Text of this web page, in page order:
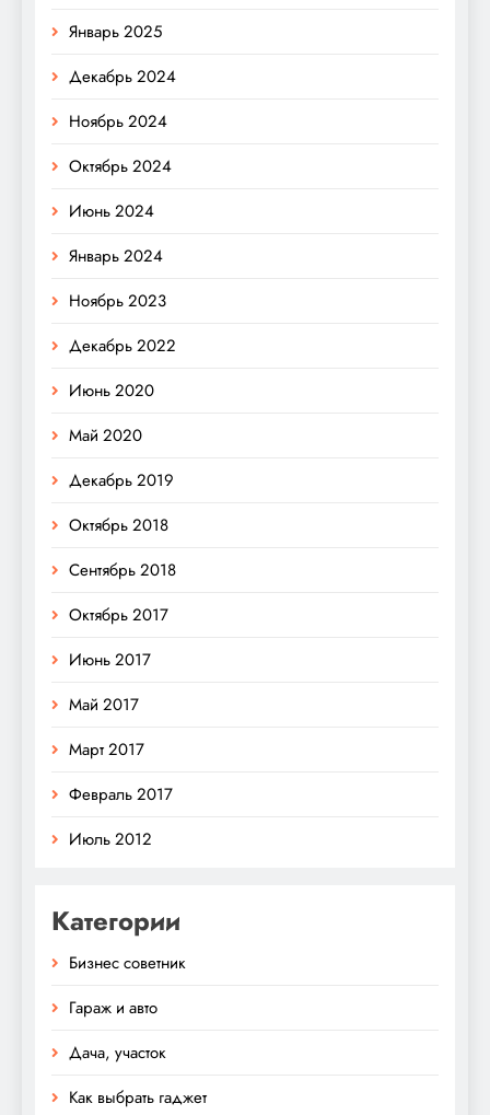
Январь 2025
Декабрь 2024
Ноябрь 2024
Октябрь 2024
Июнь 2024
Январь 2024
Ноябрь 2023
Декабрь 2022
Июнь 2020
Май 2020
Декабрь 2019
Октябрь 2018
Сентябрь 2018
Октябрь 2017
Июнь 2017
Май 2017
Март 2017
Февраль 2017
Июль 2012
Категории
Бизнес советник
Гараж и авто
Дача, участок
Как выбрать гаджет